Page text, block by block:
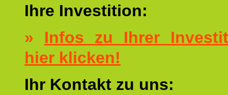
Ihre Investition:
» Infos zu Ihrer
hier klicken!
Ihr Kontakt zu uns: